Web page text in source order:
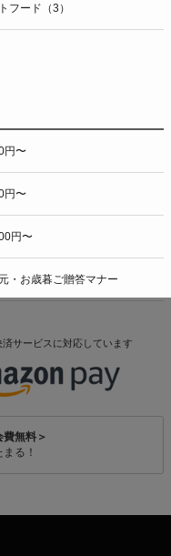
フード（3）
円〜
円〜
円〜
・お歳暮ご贈答マナー
サービスに対応しています
無料＞
る！